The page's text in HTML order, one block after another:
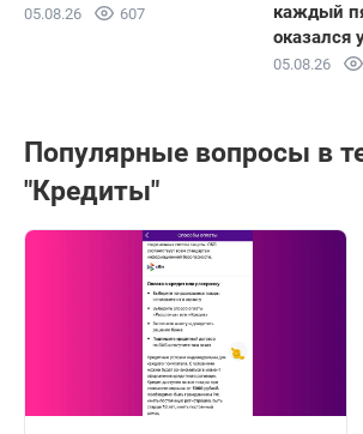
05.08.26 607
каждый
оказался
05.08.26
Популярные вопросы в
"Кредиты"